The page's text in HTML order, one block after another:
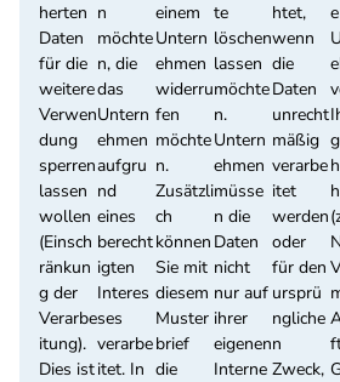
herten
Daten
für die
weitere
Verwen
dung
sperren
lassen
wollen
(Einsch
ränkun
g der
Verarbe
itung).
Dies ist
n
möchte
n, die
das
Untern
ehmen
aufgru
nd
eines
berecht
igten
Interes
ses
verarbe
itet. In
einem
Untern
ehmen
widerru
fen
möchte
n.
Zusätzli
ch
können
Sie mit
diesem
Muster
brief
die
te
löschen
lassen
möchte
n.
Untern
ehmen
müsse
n die
Daten
nicht
nur auf
ihrer
eigenen
Interne
htet,
wenn
die
Daten
unrecht
mäßig
verarbe
itet
werden
oder
für den
ursprü
ngliche
n
Zweck,
e